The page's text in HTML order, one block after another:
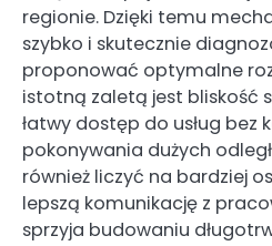
regionie. Dzięki temu
szybko i skutecznie
proponować optymalne
istotną zaletą jest bliskość
łatwy dostęp do usług bez
pokonywania dużych
również liczyć na bardziej
lepszą komunikację z
sprzyja budowaniu